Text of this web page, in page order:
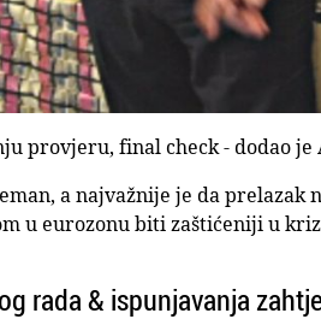
provjeru, final check - dodao je
a najvažnije je da prelazak
u eurozonu biti zaštićeniji u
rada & ispunjavanja